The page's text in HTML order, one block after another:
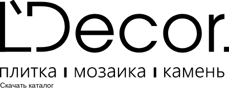
Скачать каталог